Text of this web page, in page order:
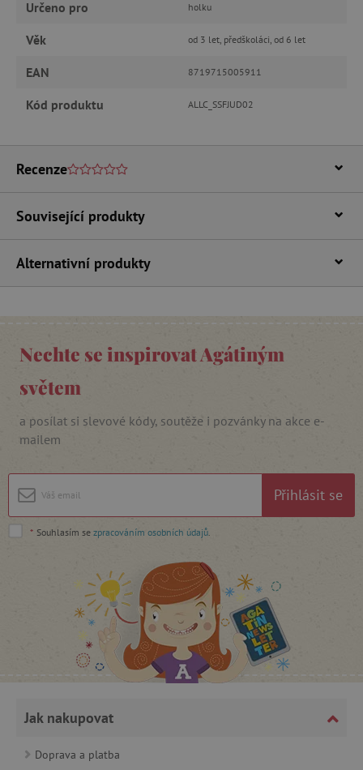
Určeno pro holku
Věk od 3 let, předškoláci, od 6 let
EAN 8719715005911
Kód produktu ALLC_SSFJUD02
Recenze
Související produkty
Alternativní produkty
Nechte se inspirovat Agátiným
světem
a posílat si slevové kódy, soutěže i pozvánky na akce e-
mailem
Přihlásit se
* Souhlasím se zpracováním osobních údajů
Jak nakupovat
Doprava a platba
Název
Cloudflare Inc.
_lb_ccc
CookieScriptConsent
www.agatinsvet.cz
Google Privacy Policy